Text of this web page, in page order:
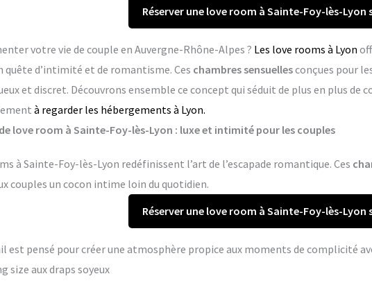
Réserver une love room à Sainte-Foy-lès-Lyon
votre vie de couple en Auvergne-Rhône-Alpes ? Les love rooms à Lyon
quête d’intimité et de romantisme. Ces chambres sensuellesconçues pour
et discret. Découvrons ensemble ce concept qui séduit de plus en plus de
à regarder les hébergements à Lyon.
love room à Sainte-Foy-lès-Lyon : luxe et intimité pour les couples
à Sainte-Foy-lès-Lyon redéfinissent l’art de l’escapade romantique. Ces
couples un cocon intime loin du quotidien.
Réserver une love room à Sainte-Foy-lès-Lyon
est pensé pour créer une atmosphère propice aux moments de complicité
size aux draps soyeux